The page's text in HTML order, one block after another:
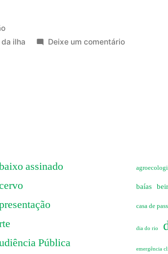
da ilha Deixe um comentárioem
assinado
Pública
baías
casa de
dia do rio
emergência